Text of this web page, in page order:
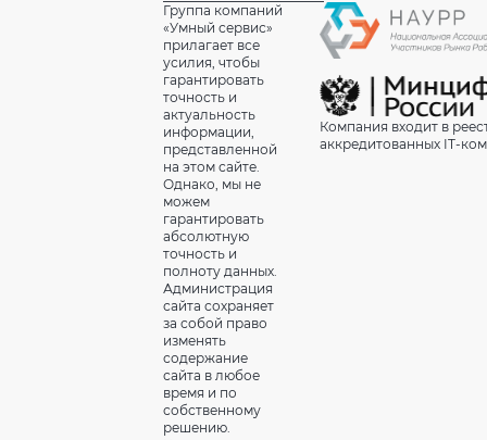
Группа компаний
«Умный сервис»
прилагает все
усилия, чтобы
гарантировать
точность и
актуальность
информации,
представленной
на этом сайте.
Однако, мы не
можем
гарантировать
абсолютную
точность и
полноту данных.
Администрация
сайта сохраняет
за собой право
изменять
содержание
сайта в любое
время и по
собственному
решению.
Компания входит в
аккредитованных IT-